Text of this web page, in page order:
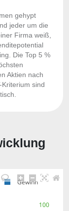
gehypt
jeder um die
Firma weiß,
Die Top 5 %
Aktien nach
Kriterium sind
100
Gewinn